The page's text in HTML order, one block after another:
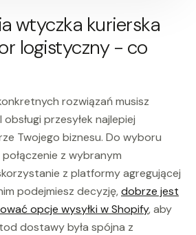
wtyczka kurierska
logistyczny - co
rozwiązań musisz
przesyłek najlepiej
Twojego biznesu. Do wyboru
z wybranym
z platformy agregującej
podejmiesz decyzję,dobrze jest
opcje wysyłki w Shopify, aby
dostawy była spójna z